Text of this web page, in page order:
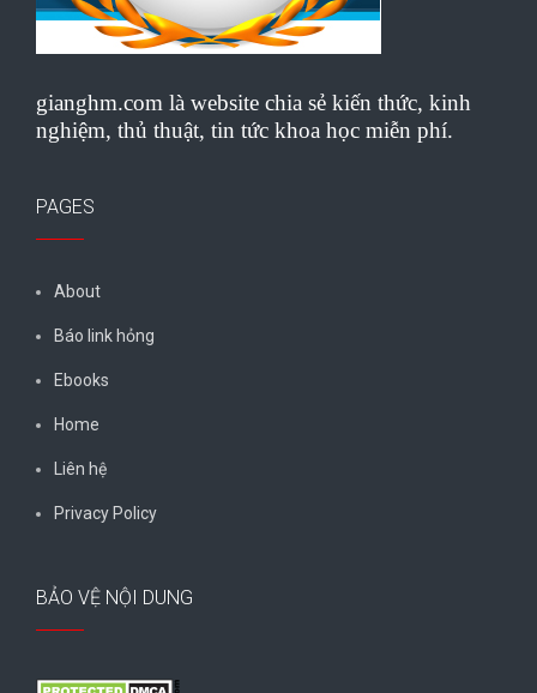
gianghm.com là website chia sẻ kiến thức, kinh
nghiệm, thủ thuật, tin tức khoa học miễn phí.
PAGES
About
Báo link hỏng
Ebooks
Home
Liên hệ
Privacy Policy
BẢO VỆ NỘI DUNG